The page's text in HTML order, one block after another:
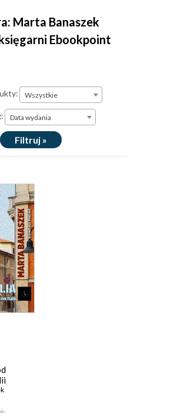
Marta Banaszek
Ebookpoint
Wszystkie
Data wydania
Filtruj »